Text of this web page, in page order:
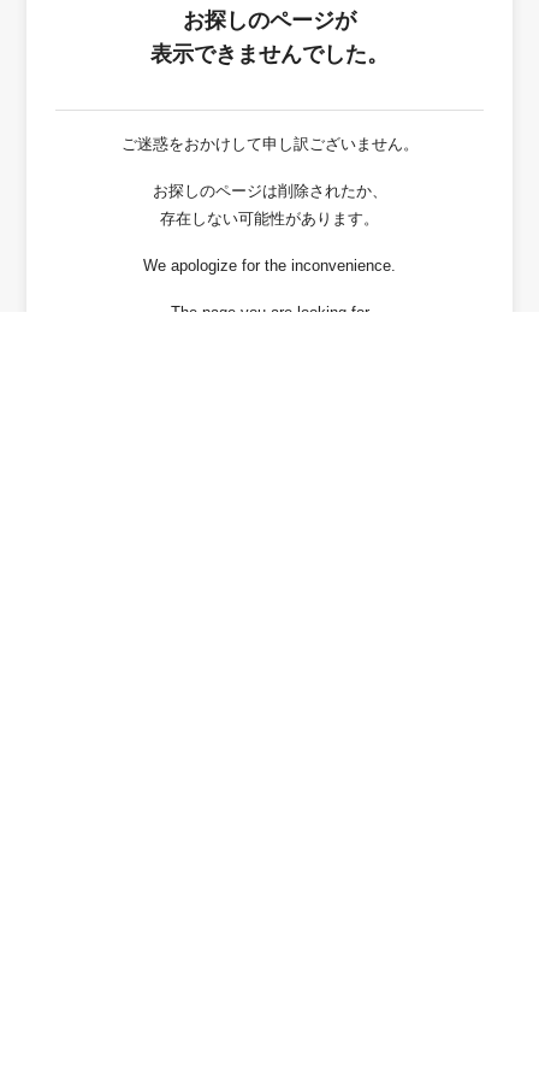
お探しのページが
表示できませんでした。
ご迷惑をおかけして申し訳ございません。
お探しのページは削除されたか、
存在しない可能性があります。
We apologize for the inconvenience.
The page you are looking for